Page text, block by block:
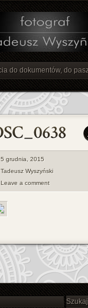
5 grudnia, 2015
Tadeusz Wyszyński
Leave a comment